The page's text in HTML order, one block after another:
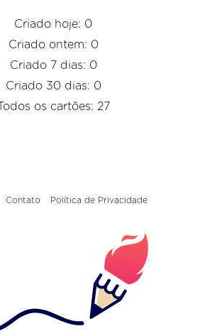
Criado hoje: 0
Criado ontem: 0
Criado 7 dias: 0
Criado 30 dias: 0
Todos os cartões: 27
Contato Política de Privacidade